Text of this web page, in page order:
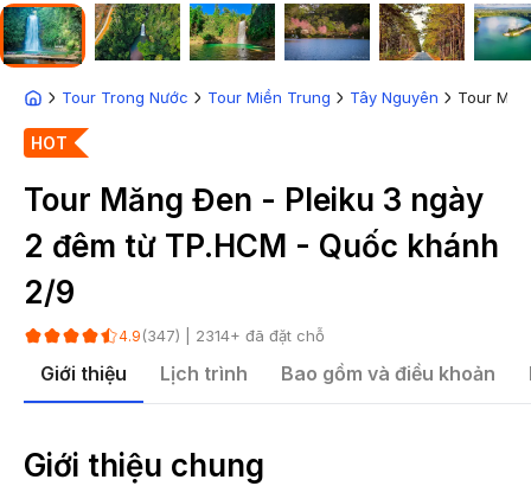
Tour Trong Nước Tour Miền Trung Tây Nguyên Tour
HOT
Tour Măng Đen - Pleiku 3 ngày
2 đêm từ TP.HCM - Quốc khánh
2/9
4.9 (347) | 2314+ đã đặt chỗ
Giới thiệu Lịch trình Bao gồm và điều khoản
Giới thiệu chung